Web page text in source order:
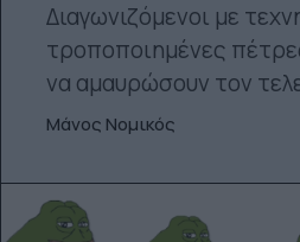
Διαγωνιζόμενοι με
τροποποιημένες
να αμαυρώσουν τον
Μάνος Νομικός